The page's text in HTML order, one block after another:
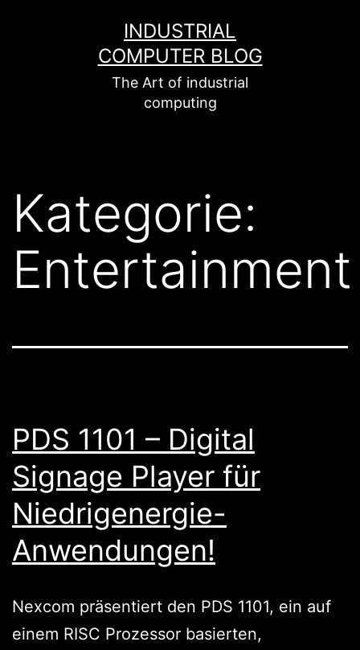
INDUSTRIAL
COMPUTER BLOG
The Art of industrial
computing
Kategorie:
Entertainment
PDS 1101 – Digital
Signage Player für
Niedrigenergie-
Anwendungen!
Nexcom präsentiert den PDS 1101, ein auf
einem RISC Prozessor basierten,